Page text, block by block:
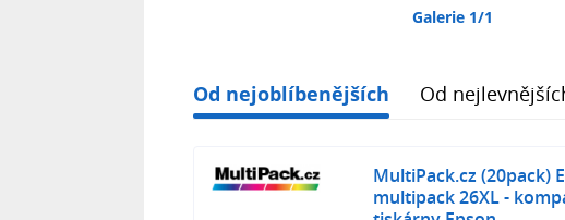
Galerie 1/1
Od nejoblíbenějších Od
MultiPack.cz (20pack)
multipack 26XL -